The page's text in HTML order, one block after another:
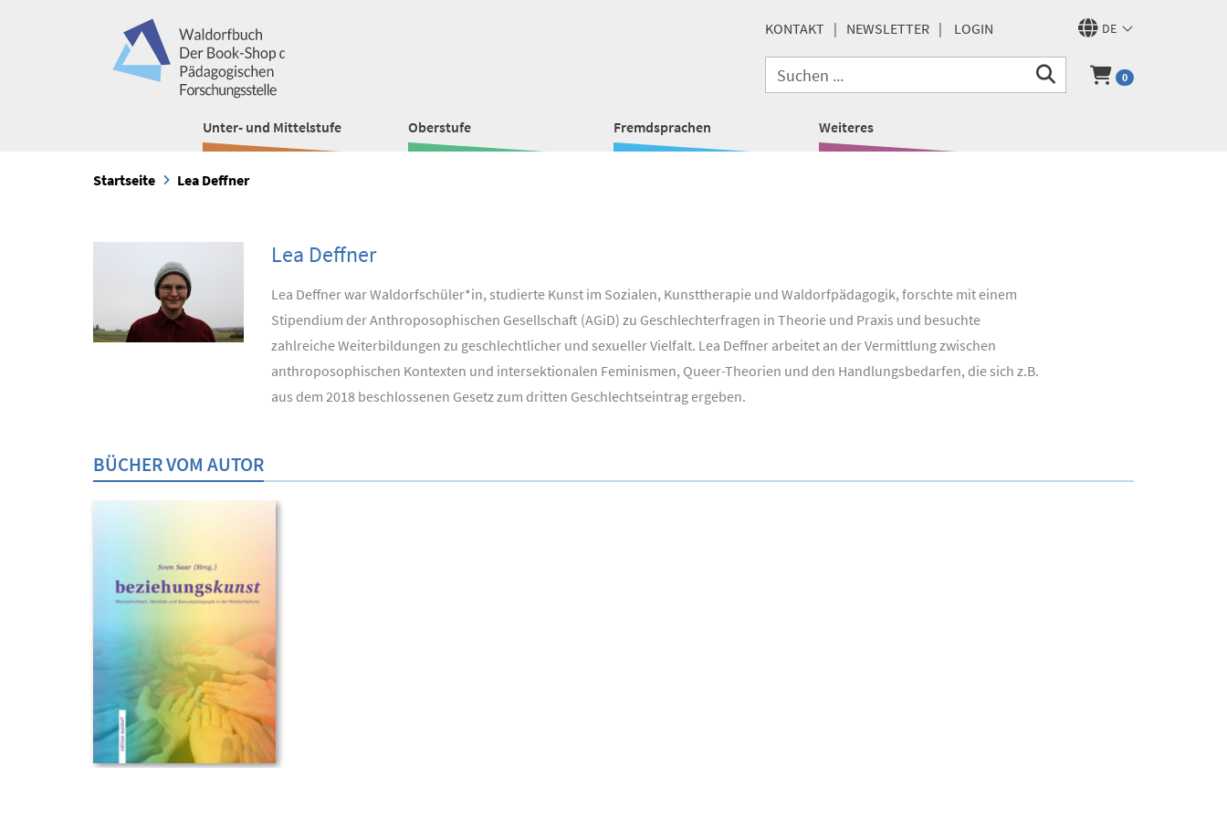
DE
KONTAKT NEWSLETTER LOGIN
0
Unter- und Mittelstufe Oberstufe Fremdsprachen Weiteres
Startseite Lea Deffner
Lea Deffner
Lea Deffner war Waldorfschüler*in, studierte Kunst im Sozialen, Kunsttherapie und Waldorfpädagogik, forschte mit einem
Stipendium der Anthroposophischen Gesellschaft (AGiD) zu Geschlechterfragen in Theorie und Praxis und besuchte
zahlreiche Weiterbildungen zu geschlechtlicher und sexueller Vielfalt. Lea Deffner arbeitet an der Vermittlung zwischen
anthroposophischen Kontexten und intersektionalen Feminismen, Queer-Theorien und den Handlungsbedarfen, die sich z.B.
aus dem 2018 beschlossenen Gesetz zum dritten Geschlechtseintrag ergeben.
BÜCHER VOM AUTOR